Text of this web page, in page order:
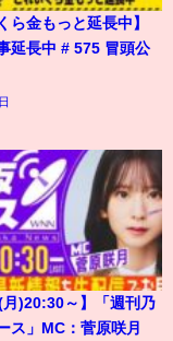
ら金もっと延長中】
延長中 # 575 冒頭公
(月)20:30～】「週刊乃
ス」MC：菅原咲月